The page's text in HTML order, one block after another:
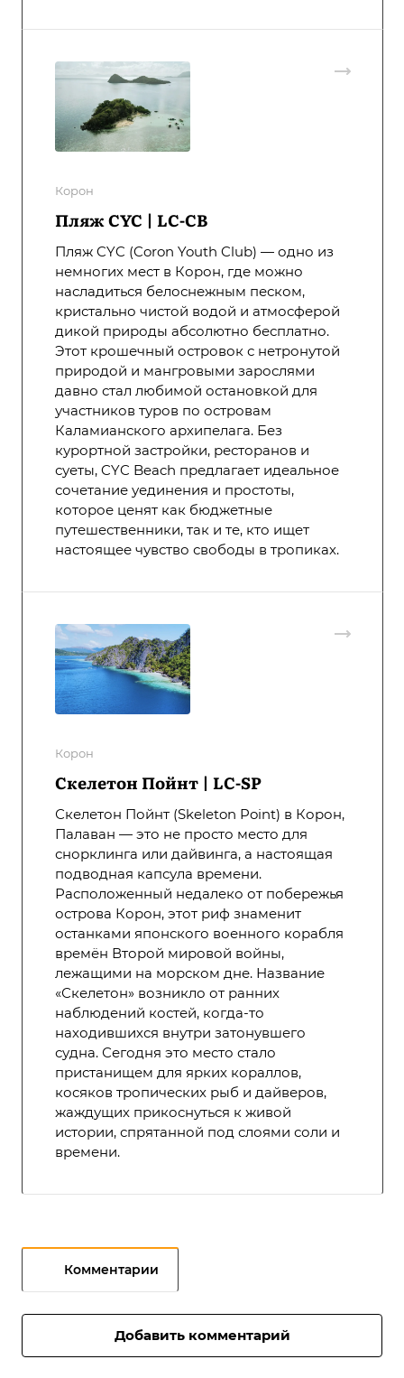
Корон
Пляж CYC | LC-CB
Пляж CYC (Coron Youth Club) — одно из
немногих мест в Корон, где можно
насладиться белоснежным песком,
кристально чистой водой и атмосферой
дикой природы абсолютно бесплатно.
Этот крошечный островок с нетронутой
природой и мангровыми зарослями
давно стал любимой остановкой для
участников туров по островам
Каламианского архипелага. Без
курортной застройки, ресторанов и
суеты, CYC Beach предлагает идеальное
сочетание уединения и простоты,
которое ценят как бюджетные
путешественники, так и те, кто ищет
настоящее чувство свободы в тропиках.
Корон
Скелетон Пойнт | LC-SP
Скелетон Пойнт (Skeleton Point) в Корон,
Палаван — это не просто место для
снорклинга или дайвинга, а настоящая
подводная капсула времени.
Расположенный недалеко от побережья
острова Корон, этот риф знаменит
останками японского военного корабля
времён Второй мировой войны,
лежащими на морском дне. Название
«Скелетон» возникло от ранних
наблюдений костей, когда-то
находившихся внутри затонувшего
судна. Сегодня это место стало
пристанищем для ярких кораллов,
косяков тропических рыб и дайверов,
жаждущих прикоснуться к живой
истории, спрятанной под слоями соли и
времени.
Комментарии
Добавить комментарий